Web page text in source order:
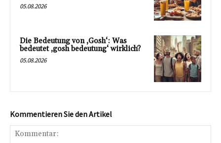
05.08.2026
Die Bedeutung von ‚Gosh‘: Was
bedeutet ‚gosh bedeutung‘ wirklich?
05.08.2026
Kommentieren Sie den Artikel